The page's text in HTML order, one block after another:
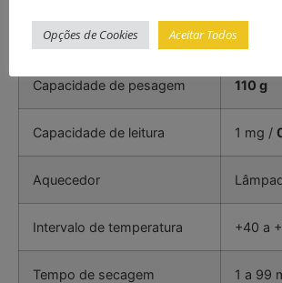
Especificações
Capacidade de pesagem 110 g
Capacidade de leitura 1 mg /
Aquecedor
Intervalo de temperatura +40 a
Tempo de secagem 1 a 99
Opções de Cookies Aceitar Todos